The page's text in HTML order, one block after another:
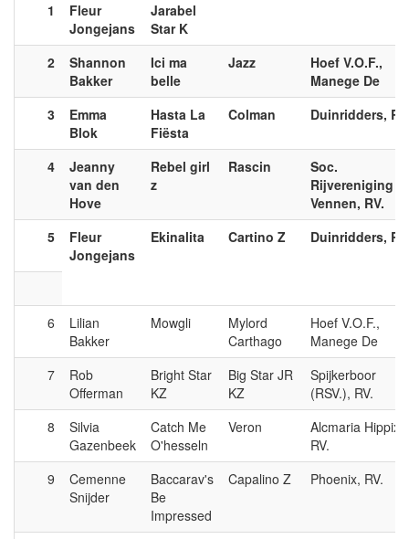
1
Fleur
Jongejans
Jarabel
Star K
2
Shannon
Bakker
Ici ma
belle
Jazz
Hoef V.O.F.,
Manege De
3
Emma
Blok
Hasta La
Fiësta
Colman Duinridders,
4
Jeanny
van den
Hove
Rebel girl
z
Rascin
Soc.
Rijvereniging
Vennen, RV.
5
Fleur
Jongejans
Ekinalita Cartino Z Duinridders,
6
Lilian
Bakker
Mowgli
Mylord
Carthago
Hoef V.O.F.,
Manege De
7
Rob
Offerman
Bright Star
KZ
Big Star JR
KZ
Spijkerboor
(RSV.), RV.
8
Silvia
Gazenbeek
Catch Me
O'hesseln
Veron
Alcmaria Hippix,
RV.
9
Cemenne
Snijder
Baccarav's
Be
Impressed
Capalino Z Phoenix, RV.